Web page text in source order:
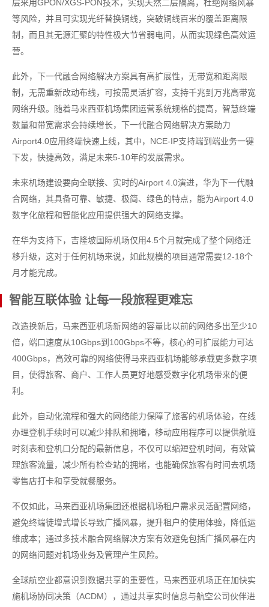
层采用GPON/XGS-PON技术，实现天然二层隔离，杜绝网络风暴
等风险，并且可实现光纤替换铜线，突破铜线百米的覆盖距离限
制，而且其无源汇聚的特性极大节省弱电间，从而实现绿色高效运
营。
此外，下一代融合网络解决方案具有高扩展性，无带宽和距离限
制，无需重新改动布线，可按需灵活扩容，支持千兆到万兆高带宽
网络升级。随着马来西亚机场集团运营系统规格的提高，智慧终端
数量和带宽需求会持续增长，下一代融合网络解决方案助力
Airport4.0应用终端快速上线，其中，NCE-IP支持端到端业务一键
下发，快捷高效，满足未来5-10年的发展需求。
未来机场建设要向全联接、实时的Airport 4.0演进，华为下一代融
合网络，其具备可靠、敏捷、极简、绿色的特点，能为Airport 4.0
数字化旅程和智能化应用提供强大的网络支撑。
在华为支持下，吉隆坡国际机场仅用4.5个月就完成了整个网络迁
移升级，这对于任何机场来说，如此规模的项目通常需要12-18个
月才能完成。
智能互联体验 让每一段旅程更难忘
改造换新后，马来西亚机场新网络的容量比以前的网络多出至少10
倍，端口速度从10Gbps到100Gbps不等，核心的可扩展能力可达
400Gbps，高效可靠的网络使得马来西亚机场能够承载更多数字项
目，使得旅客、商户、工作人员更好地感受数字化机场带来的便
利。
此外，自动化流程和强大的网络能力保障了旅客的机场体验，在线
办理登机手续时可以减少排队和拥堵，移动应用程序可以提供航班
时刻表和登机口分配的最新信息，不仅可以缩短登机时间，有效管
理旅客流量，减少所有检查站的拥堵，也能确保旅客有时间去机场
零售店打卡和享受就餐服务。
不仅如此，马来西亚机场集团还根据机场租户需求灵活配置网络，
避免终端徒增式增长导致广播风暴，提升租户的使用体验，降低运
维成本；通过多技术融合网络解决方案有效避免包括广播风暴在内
的网络问题对机场业务及管理产生风险。
全球航空业都意识到数据共享的重要性，马来西亚机场正在加快实
施机场协同决策（ACDM），通过共享实时信息与航空公司伙伴进